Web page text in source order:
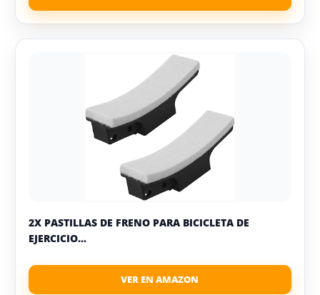
2X PASTILLAS DE FRENO PARA BICICLETA DE
EJERCICIO...